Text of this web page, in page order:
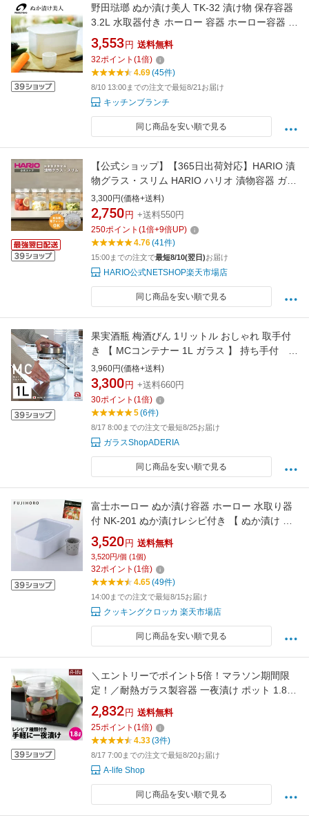
野田琺瑯 ぬか漬け美人 TK-32 漬け物 保存容器
3.2L 水取器付き ホーロー 容器 ホーロー容器 野
田ホーロー のだホーロー NODAHORO 琺瑯 日
本製 ぬか漬け 漬物【送料無料】
3,553 円 送料無料
32ポイント (1倍)
4.69(45件)
8/10 13:00までの注文で最短8/21お届け
キッチンブランチ
同じ商品を安い順で見る
【公式ショップ】【365日出荷対応】HARIO 漬
物グラス・スリム HARIO ハリオ 漬物容器 ガラ
ス
3,300円(価格+送料)
2,750 円 +送料550円
250ポイント (1倍+9倍UP)
4.76(41件)
15:00までの注文で最短8/10(翌日)お届け
HARIO公式NETSHOP楽天市場店
同じ商品を安い順で見る
果実酒瓶 梅酒びん 1リットル おしゃれ 取手付
き 【 MCコンテナー 1L ガラス 】 持ち手付 低
型 ガラス アデリア レトロ 石塚硝子 手作り 果
実酒 びん 貯蔵瓶 ステンレス蓋 丸型 日本製 ボ
トル インテリア ピクルス らっきょう漬け
3,960円(価格+送料)
3,300 円 +送料660円
30ポイント (1倍)
5(6件)
8/17 8:00までの注文で最短8/25お届け
ガラスShopADERIA
同じ商品を安い順で見る
富士ホーロー ぬか漬け容器 ホーロー 水取り器
付 NK-201 ぬか漬けレシピ付き 【 ぬか漬け 容
器 糠漬け 白色 琺瑯 ホーロー容器 漬物容器 ほ
うろう ちょっとぬか漬け 水抜き 送料無料 】
3,520 円 送料無料
3,520円/個 (1個)
32ポイント (1倍)
4.65(49件)
14:00までの注文で最短8/15お届け
クッキングクロッカ 楽天市場店
同じ商品を安い順で見る
＼エントリーでポイント5倍！マラソン期間限
定！／耐熱ガラス製容器 一夜漬け ポット 1.8リ
ットル 重石 蓋付き 漬物 容器 梅干し 味噌 保存
容器 つけもの容器 冷蔵庫 保存 電子レンジ 食洗
器 食器洗い乾燥機 キッチン レシピ付き 北欧 台
2,832 円 送料無料
25ポイント (1倍)
4.33(3件)
8/17 7:00までの注文で最短8/20お届け
A-life Shop
同じ商品を安い順で見る